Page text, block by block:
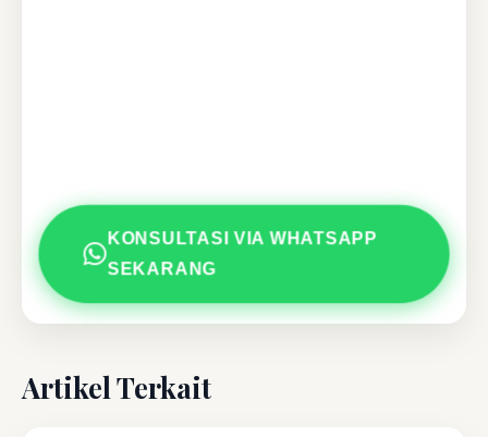
KONSULTASI VIA WHATSAPP
SEKARANG
Artikel Terkait